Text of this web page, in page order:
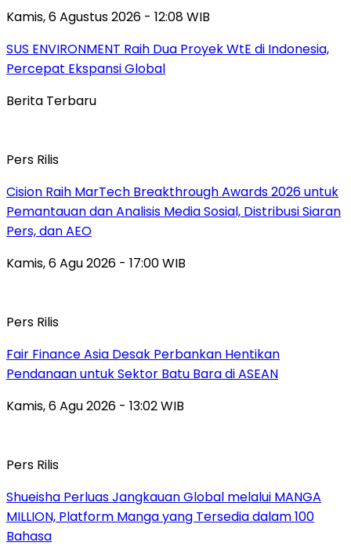
Kamis, 6 Agustus 2026 - 12:08 WIB
SUS ENVIRONMENT Raih Dua Proyek WtE di Indonesia,
Percepat Ekspansi Global
Berita Terbaru
Pers Rilis
Cision Raih MarTech Breakthrough Awards 2026 untuk
Pemantauan dan Analisis Media Sosial, Distribusi Siaran
Pers, dan AEO
Kamis, 6 Agu 2026 - 17:00 WIB
Pers Rilis
Fair Finance Asia Desak Perbankan Hentikan
Pendanaan untuk Sektor Batu Bara di ASEAN
Kamis, 6 Agu 2026 - 13:02 WIB
Pers Rilis
Shueisha Perluas Jangkauan Global melalui MANGA
MILLION, Platform Manga yang Tersedia dalam 100
Bahasa